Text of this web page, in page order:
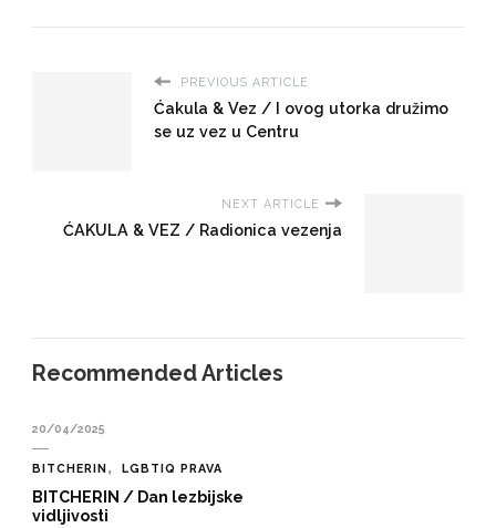
PREVIOUS ARTICLE
Ćakula & Vez / I ovog utorka družimo
se uz vez u Centru
NEXT ARTICLE
ĆAKULA & VEZ / Radionica vezenja
Recommended Articles
20/04/2025
BITCHERIN LGBTIQ PRAVA
BITCHERIN / Dan lezbijske
vidljivosti